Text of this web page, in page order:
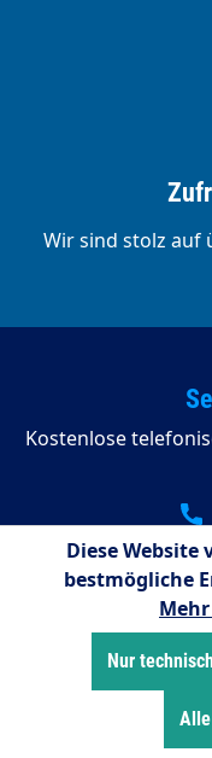
Wir sind stolz auf
Kostenlose
08:00 - 16:15
08:00
Diese Website
bestmögliche
Nur